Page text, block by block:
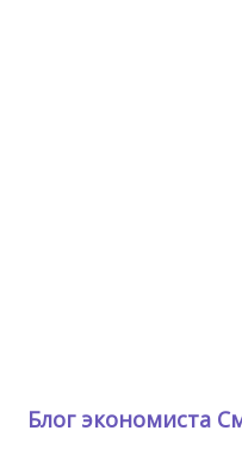
Блог экономиста